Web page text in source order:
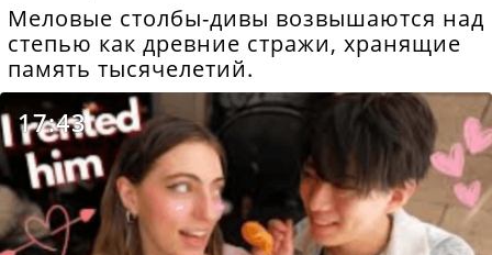
Меловые столбы-дивы возвышаются над
степью как древние стражи, хранящие
память тысячелетий.
17:43